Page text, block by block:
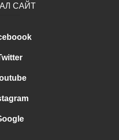
САЙТ